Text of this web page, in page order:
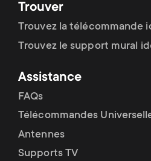
Portrait/landscape
Supports One For All
holders
Mounting Materials
10 year guarantee
Trouver
Trouvez la télécommande
Trouvez le support mural
Assistance
FAQs
Télécommandes
Antennes
Supports TV